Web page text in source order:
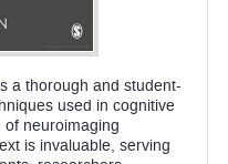
is invaluable, serving
researchers, ...
ahora:
7 días hábiles